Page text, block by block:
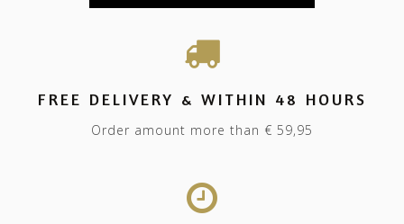
FREE DELIVERY & WITHIN 48 HOURS
Order amount more than € 59,95